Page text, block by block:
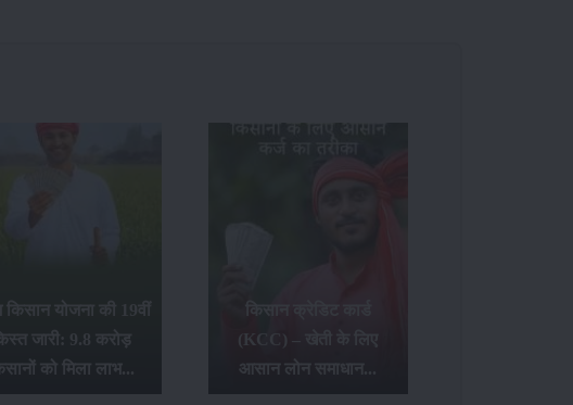
किसान योजना की 19वीं
जारी: 9.8 करोड़
को मिला लाभ...
किसान क्रेडिट कार्ड
(KCC) – खेती के लिए
आसान लोन समाधान...